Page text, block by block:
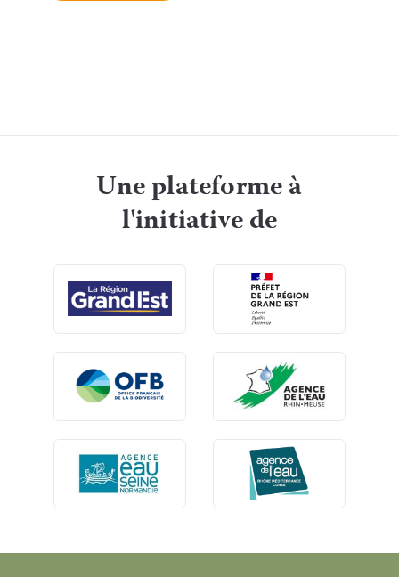
Une plateforme à
l'initiative de